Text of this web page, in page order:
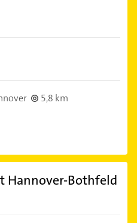
5,8 km
Hannover-Bothfeld